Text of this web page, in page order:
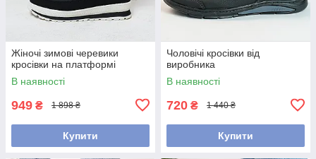
Жіночі зимові черевики
кросівки на платформі
В наявності
949 ₴ 1 898 ₴
Купити
Чоловічі кросівки від
виробника
В наявності
720 ₴ 1 440 ₴
Купити